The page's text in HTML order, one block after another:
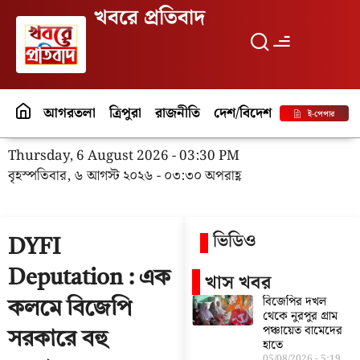
খবরে প্রতিবাদ
আগরতলা ত্রিপুরা রাজনীতি দেশ/বিদেশ পর্যটনই-পেপার
Thursday, 6 August 2026 - 03:30 PM
বৃহস্পতিবার, ৬ আগস্ট ২০২৬ - ০৩:৩০ অপরাহ্ণ
DYFI
Deputation : এক
কলমে বিজেপি
সরকারে বহু
ভিডিও
খাস খবর
বিজেপির দখল
থেকে নুরপুর গ্রাম
পঞ্চায়েত বামেদের
হাতে